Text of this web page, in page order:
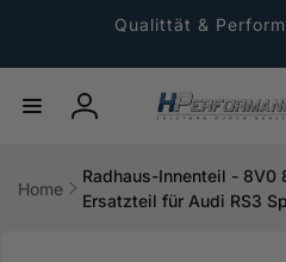
Qualittät &
Einloggen
Home
Radhaus-Innenteil - 8V0
Ersatzteil für Audi RS3